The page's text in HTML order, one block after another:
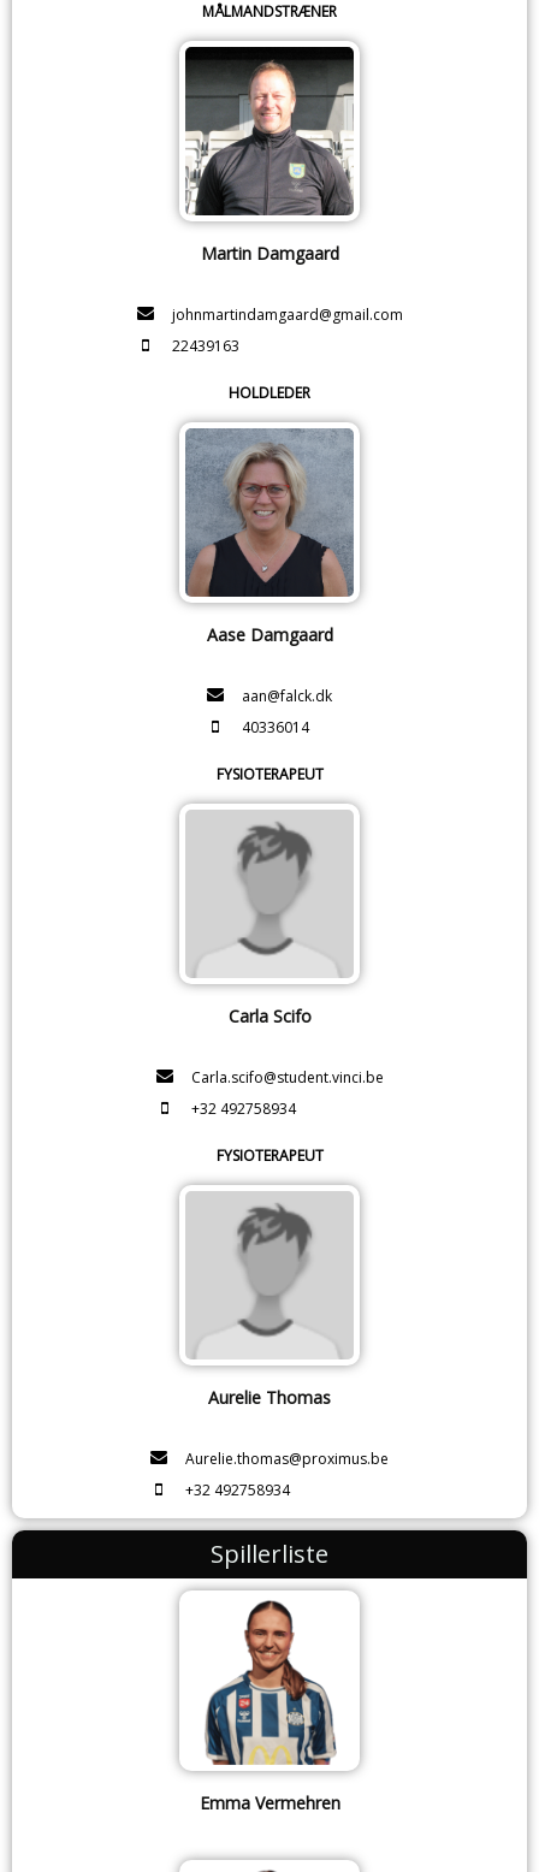
MÅLMANDSTRÆNER
Martin Damgaard
johnmartindamgaard@gmail.com
22439163
HOLDLEDER
Aase Damgaard
aan@falck.dk
40336014
FYSIOTERAPEUT
Carla Scifo
Carla.scifo@student.vinci.be
+32 492758934
FYSIOTERAPEUT
Aurelie Thomas
Aurelie.thomas@proximus.be
+32 492758934
Spillerliste
Emma Vermehren